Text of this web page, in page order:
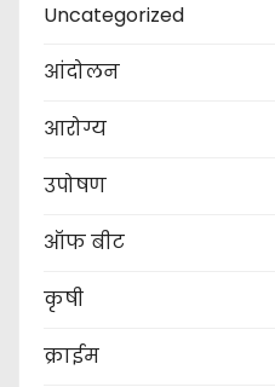
Uncategorized
आंदोलन
आरोग्य
उपोषण
ऑफ बीट
कृषी
क्राईम